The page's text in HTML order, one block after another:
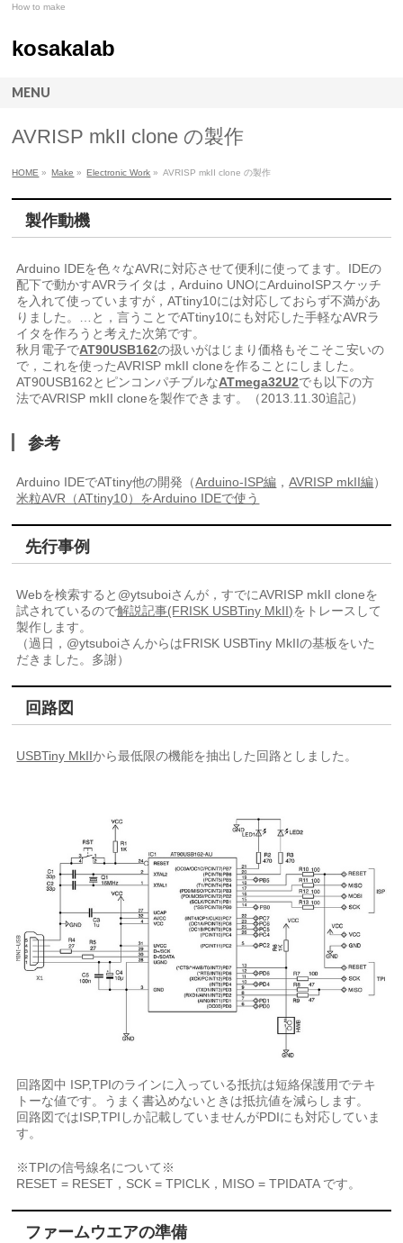
How to make
kosakalab
MENU
AVRISP mkII clone の製作
HOME » Make » Electronic Work » AVRISP mkII clone の製作
製作動機
Arduino IDEを色々なAVRに対応させて便利に使ってます。IDEの
配下で動かすAVRライタは，Arduino UNOにArduinoISPスケッチ
を入れて使っていますが，ATtiny10には対応しておらず不満があ
りました。…と，言うことでATtiny10にも対応した手軽なAVRラ
イタを作ろうと考えた次第です。
秋月電子でAT90USB162の扱いがはじまり価格もそこそこ安いの
で，これを使ったAVRISP mkII cloneを作ることにしました。
AT90USB162とピンコンパチブルなATmega32U2でも以下の方
法でAVRISP mkII cloneを製作できます。（2013.11.30追記）
参考
Arduino IDEでATtiny他の開発（Arduino-ISP編 ，AVRISP mkII編）
米粒AVR（ATtiny10）をArduino IDEで使う
先行事例
Webを検索すると@ytsuboiさんが，すでにAVRISP mkII cloneを
試されているので解説記事(FRISK USBTiny MkII)をトレースして
製作します。
（過日，@ytsuboiさんからはFRISK USBTiny MkIIの基板をいた
だきました。多謝）
回路図
USBTiny MkIIから最低限の機能を抽出した回路としました。
回路図中 ISP,TPIのラインに入っている抵抗は短絡保護用でテキ
トーな値です。うまく書込めないときは抵抗値を減らします。
回路図ではISP,TPIしか記載していませんがPDIにも対応していま
す。
※TPIの信号線名について※
RESET = RESET，SCK = TPICLK，MISO = TPIDATA です。
ファームウエアの準備